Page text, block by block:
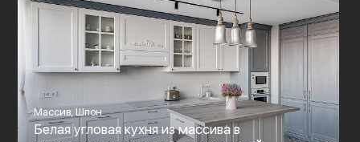
Массив, Шпон
Белая угловая кухня из массива в